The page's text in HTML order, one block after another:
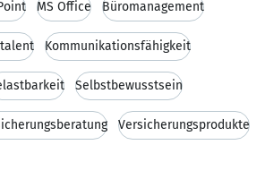
MS Office Büromanagement
Kommunikationsfähigkeit
Selbstbewusstsein
Versicherungsprodukte